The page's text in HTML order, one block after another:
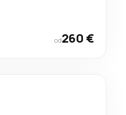
od260 €